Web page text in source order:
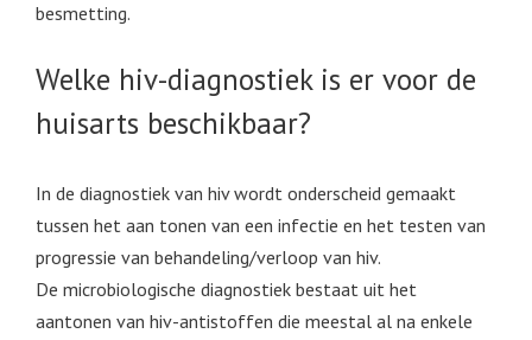
besmetting.
Welke hiv-diagnostiek is er voor de
huisarts beschikbaar?
In de diagnostiek van hiv wordt onderscheid gemaakt
tussen het aan tonen van een infectie en het testen van
progressie van behandeling/verloop van hiv.
De microbiologische diagnostiek bestaat uit het
aantonen van hiv-antistoffen die meestal al na enkele